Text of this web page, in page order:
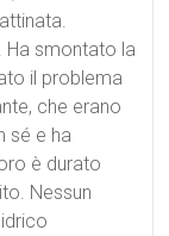
Ha smontato la
il problema
che erano
sé e ha
è durato
Nessun